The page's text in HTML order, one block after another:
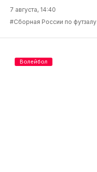
7 августа, 14:40
#Сборная России по футзалу
Волейбол